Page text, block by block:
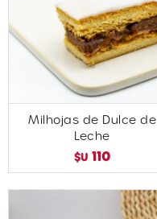
Milhojas de Dulce de
Leche
$U 110